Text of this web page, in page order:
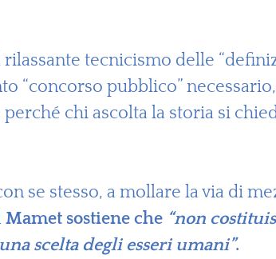
tecnicismo delle
“concorso pubblico”
chi ascolta la storia si
se stesso, a mollare la via di
sostiene che “non
scelta degli esseri umani”.